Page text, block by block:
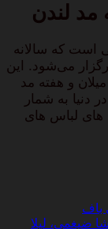
لندن
است که سالانه
می‌شود. این
و هفته مد
دنیا به شمار
های لباس های
باف
ضیغمی، لیلا